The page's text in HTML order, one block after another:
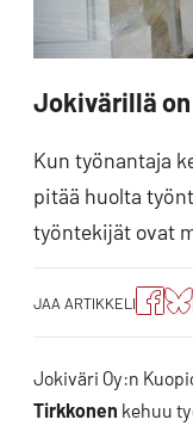
Jokivärillä
Kun työnantaja
pitää huolta
työntekijät ovat
JAA ARTIKKELI
Jaa
Jokiväri Oy:n
Tirkkonen kehuu